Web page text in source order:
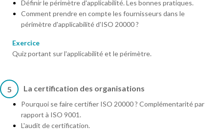
Définir le périmètre d'applicabilité. Les bonnes pratiques.
Comment prendre en compte les fournisseurs dans le
périmètre d'applicabilité d'ISO 20000 ?
Exercice
Quiz portant sur l'applicabilité et le périmètre.
5 La certification des organisations
Pourquoi se faire certifier ISO 20000 ? Complémentarité par
rapport à ISO 9001.
L'audit de certification.